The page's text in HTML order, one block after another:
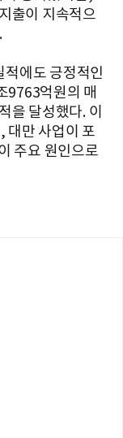
출이 지속적으
적에도 긍정적인
9763억원의 매
을 달성했다. 이
대만 사업이 포
주요 원인으로